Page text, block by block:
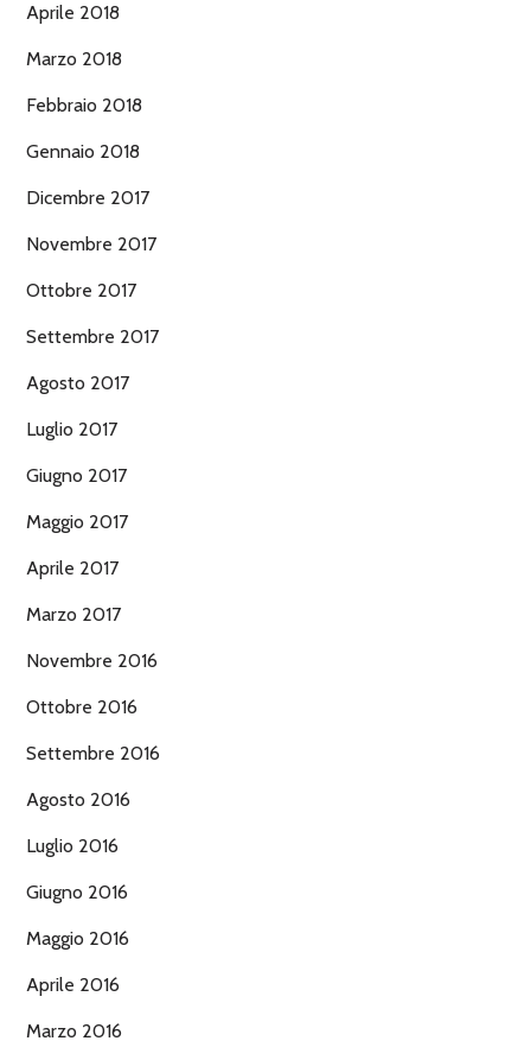
Aprile 2018
Marzo 2018
Febbraio 2018
Gennaio 2018
Dicembre 2017
Novembre 2017
Ottobre 2017
Settembre 2017
Agosto 2017
Luglio 2017
Giugno 2017
Maggio 2017
Aprile 2017
Marzo 2017
Novembre 2016
Ottobre 2016
Settembre 2016
Agosto 2016
Luglio 2016
Giugno 2016
Maggio 2016
Aprile 2016
Marzo 2016